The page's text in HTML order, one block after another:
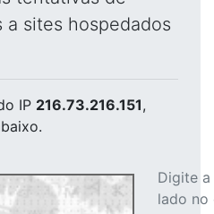
a sites hospedados
IP 216.73.216.151,
Digite
lado no